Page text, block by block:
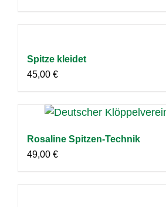
Spitze kleidet
45,00 €
Rosaline Spitzen-Technik
49,00 €